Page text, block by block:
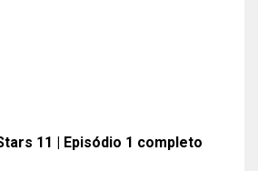
11 | Episódio 1 completo